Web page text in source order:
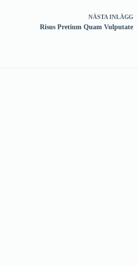
NÄSTA INLÄGG
Risus Pretium Quam Vulputate